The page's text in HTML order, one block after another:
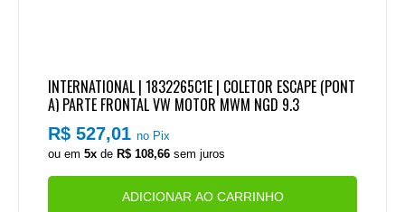
INTERNATIONAL | 1832265C1E | COLETOR ESCAPE (PONT
A) PARTE FRONTAL VW MOTOR MWM NGD 9.3
R$ 527,01no Pix
ou em5x deR$ 108,66 sem juros
ADICIONAR AO CARRINHO